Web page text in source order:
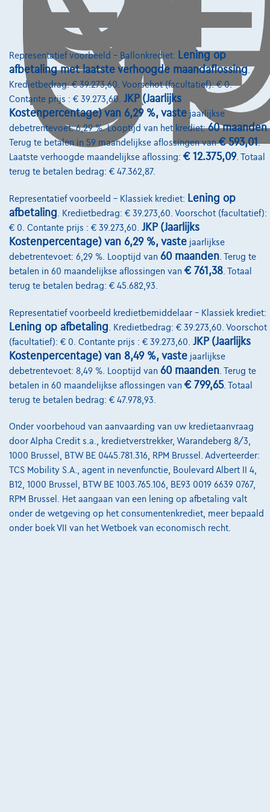
Mercedes-Benz C 200
C 200 MHE Benzine Aut-AMG Pack-Nav-HLeder-Pano-Led-360c-Keyless-
10/2021
Automaat 135 kW ( 184 PK )
€28.499 1
maandaflossing van
€7.671,61
Ontdek het volledige cijfervoorbeeld
3600 Genk,GMA Cars
Vergelijk
Bekijk wagen
NIEUWE PRIJS
Representatief voorbeeld – Ballonkrediet: Lening op
afbetaling met laatste verhoogde maandaflossing
Kredietbedrag: € 39.273,60. Voorschot (facultatief): € 0.
Contante prijs : € 39.273,60. JKP (Jaarlijks
Kostenpercentage) van 6,29 %, vaste jaarlijkse
debetrentevoet: 6,29 %. Looptijd van het krediet:60 maanden.
Terug te betalen in 59 maandelijkse aflossingen van€ 593,01.
Laatste verhoogde maandelijkse aflossing: € 12.375,09. Totaal
terug te betalen bedrag: € 47.362,87.
Representatief voorbeeld – Klassiek krediet: Lening op
afbetaling . Kredietbedrag: € 39.273,60. Voorschot (facultatief):
€ 0. Contante prijs : € 39.273,60. JKP (Jaarlijks
Kostenpercentage) van 6,29 %, vaste jaarlijkse
debetrentevoet: 6,29 %. Looptijd van 60 maanden . Terug te
betalen in 60 maandelijkse aflossingen van € 761,38 . Totaal
terug te betalen bedrag: € 45.682,93.
Representatief voorbeeld kredietbemiddelaar – Klassiek krediet:
Lening op afbetaling . Kredietbedrag: € 39.273,60. Voorschot
(facultatief): € 0. Contante prijs : € 39.273,60. JKP (Jaarlijks
Kostenpercentage) van 8,49 %, vaste jaarlijkse
debetrentevoet: 8,49 %. Looptijd van 60 maanden . Terug te
betalen in 60 maandelijkse aflossingen van € 799,65. Totaal
terug te betalen bedrag: € 47.978,93.
Onder voorbehoud van aanvaarding van uw kredietaanvraag
door Alpha Credit s.a., kredietverstrekker, Warandeberg 8/3,
1000 Brussel, BTW BE 0445.781.316, RPM Brussel. Adverteerder:
TCS Mobility S.A., agent in nevenfunctie, Boulevard Albert II 4,
B12, 1000 Brussel, BTW BE 1003.765.106, BE93 0019 6639 0767,
RPM Brussel. Het aangaan van een lening op afbetaling valt
onder de wetgeving op het consumentenkrediet, meer bepaald
onder boek VII van het Wetboek van economisch recht.